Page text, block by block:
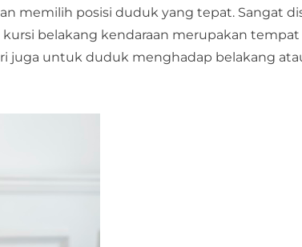
memilih posisi duduk yang tepat. Sangat
belakang kendaraan merupakan
juga untuk duduk menghadap belakang